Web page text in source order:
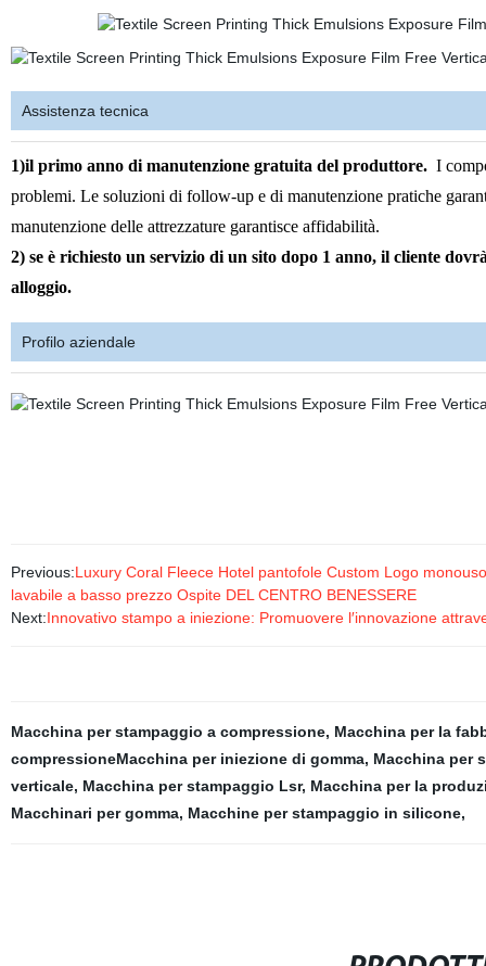
Assistenza tecnica
1)il primo anno di manutenzione gratuita del produttore. I
problemi. Le soluzioni di follow-up e di manutenzione pratiche
manutenzione delle attrezzature garantisce affidabilità.
2)se è richiesto un servizio di un sito dopo 1 anno, il cliente
alloggio.
Profilo aziendale
Previous:Luxury Coral Fleece Hotel pantofole Custom Logo
lavabile a basso prezzo Ospite DEL CENTRO BENESSERE
Next:Innovativo stampo a iniezione: Promuovere l′innovazione
Macchina per stampaggio a compressione, Macchina per la
compressioneMacchina per iniezione di gomma, Macchina per
verticale, Macchina per stampaggio Lsr, Macchina per la
Macchinari per gomma, Macchine per stampaggio in silicone,